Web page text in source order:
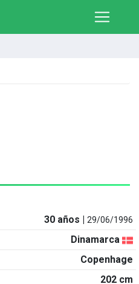
30 años |29/06/1996
Dinamarca
Copenhage
202 cm